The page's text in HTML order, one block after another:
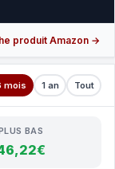
produit Amazon →
mois 1 an Tout
BAS